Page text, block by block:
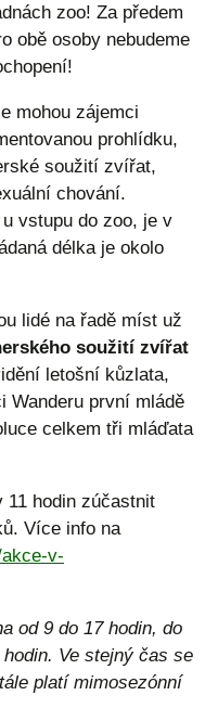
zoo! Za předem
obě osoby nebudeme
mohou zájemci
prohlídku,
soužití zvířat,
chování.
u vstupu do zoo, je v
délka je okolo
lidé na řadě míst už
soužití zvířat
letošní kůzlata,
Wanderu první mládě
celkem tři mláďata
11 hodin zúčastnit
Více info na
v-
od 9 do 17 hodin, do
Ve stejný čas se
platí mimosezónní